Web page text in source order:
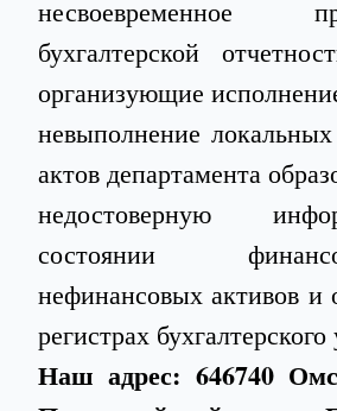
несвоевременное
бухгалтерской
организующие
невыполнение
актов департамента
недостоверную
состоянии
нефинансовых активов и
регистрах бухгалтерского
Наш адрес: 646740